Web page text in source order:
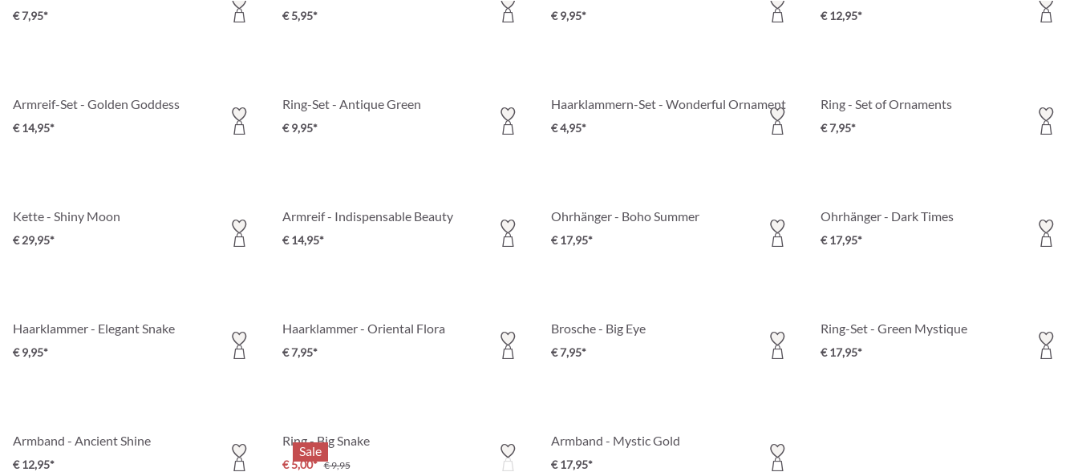
€ 7,95* € 5,95* € 9,95* € 12,95*
Armreif-Set - Golden Goddess
€ 14,95*
Ring-Set - Antique Green
€ 9,95*
Haarklammern-Set - Wonderful Ornament
€ 4,95*
Ring - Set of Ornaments
€ 7,95*
Kette - Shiny Moon
€ 29,95*
Armreif - Indispensable Beauty
€ 14,95*
Ohrhänger - Boho Summer
€ 17,95*
Ohrhänger - Dark Times
€ 17,95*
Haarklammer - Elegant Snake
€ 9,95*
Haarklammer - Oriental Flora
€ 7,95*
Brosche - Big Eye
€ 7,95*
Ring-Set - Green Mystique
€ 17,95*
Armband - Ancient Shine
€ 12,95*
Sale
Ring - Big Snake
€ 5,00* € 9,95
Armband - Mystic Gold
€ 17,95*